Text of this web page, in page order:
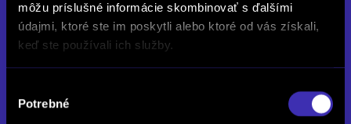
môžu príslušné informácie skombinovať s ďalšími
údajmi, ktoré ste im poskytli alebo ktoré od vás získali,
keď ste používali ich služby.
súhlasu
Potrebné
Otvorené
Po až Pia: 08:00 - 17:00
+421 41 500 20 44